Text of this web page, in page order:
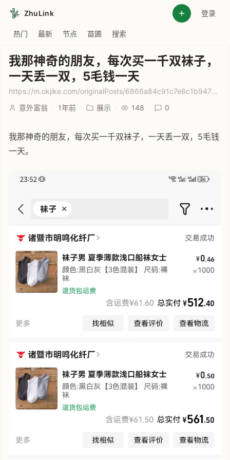
ZhuLink 登录
热门 最新 节点 苗圃 搜索
我那神奇的朋友，每次买一千双袜子，
一天丢一双，5毛钱一天
https://m.okjike.com/originalPosts/6866a84c91c7e8c1b94735f2
意外富翁 · 1年前 · 展示 · 148 · 0
我那神奇的朋友，每次买一千双袜子，一天丢一双，5毛钱
一天。